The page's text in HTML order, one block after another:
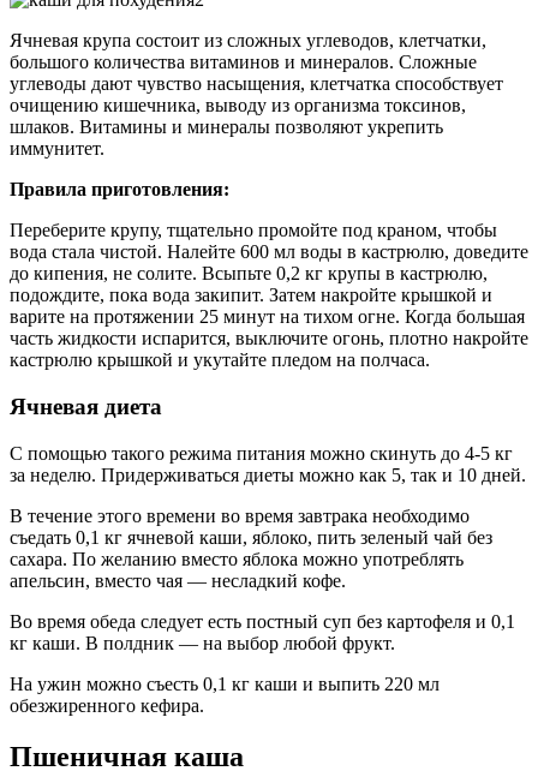
Ячневая крупа состоит из сложных углеводов, клетчатки,
большого количества витаминов и минералов. Сложные
углеводы дают чувство насыщения, клетчатка способствует
очищению кишечника, выводу из организма токсинов,
шлаков. Витамины и минералы позволяют укрепить
иммунитет.
Правила приготовления:
Переберите крупу, тщательно промойте под краном, чтобы
вода стала чистой. Налейте 600 мл воды в кастрюлю, доведите
до кипения, не солите. Всыпьте 0,2 кг крупы в кастрюлю,
подождите, пока вода закипит. Затем накройте крышкой и
варите на протяжении 25 минут на тихом огне. Когда большая
часть жидкости испарится, выключите огонь, плотно накройте
кастрюлю крышкой и укутайте пледом на полчаса.
Ячневая диета
С помощью такого режима питания можно скинуть до 4-5 кг
за неделю. Придерживаться диеты можно как 5, так и 10 дней.
В течение этого времени во время завтрака необходимо
съедать 0,1 кг ячневой каши, яблоко, пить зеленый чай без
сахара. По желанию вместо яблока можно употреблять
апельсин, вместо чая — несладкий кофе.
Во время обеда следует есть постный суп без картофеля и 0,1
кг каши. В полдник — на выбор любой фрукт.
На ужин можно съесть 0,1 кг каши и выпить 220 мл
обезжиренного кефира.
Пшеничная каша